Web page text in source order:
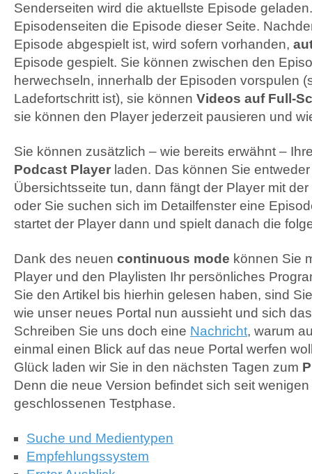
Senderseiten wird die aktuellste Episode
Episodenseiten die Episode dieser Seite.
Episode abgespielt ist, wird sofern vorhanden,
Episode gespielt. Sie können zwischen den
herwechseln, innerhalb der Episoden vorspulen
Ladefortschritt ist), sie können Videos auf Full-
sie können den Player jederzeit pausieren und
Sie können zusätzlich – wie bereits erwähnt –
Podcast Player laden. Das können Sie
Übersichtsseite tun, dann fängt der Player mit
oder Sie suchen sich im Detailfenster eine
startet der Player dann und spielt danach die
Dank des neuen continuous mode können Sie
Player und den Playlisten Ihr persönliches
Sie den Artikel bis hierhin gelesen haben, sind
wie unser neues Portal nun aussieht und sich
Schreiben Sie uns doch eine Nachricht, warum
einmal einen Blick auf das neue Portal werfen
Glück laden wir Sie in den nächsten Tagen zum
Denn die neue Version befindet sich seit
geschlossenen Testphase.
Suche und Medientypen
Empfehlungssystem